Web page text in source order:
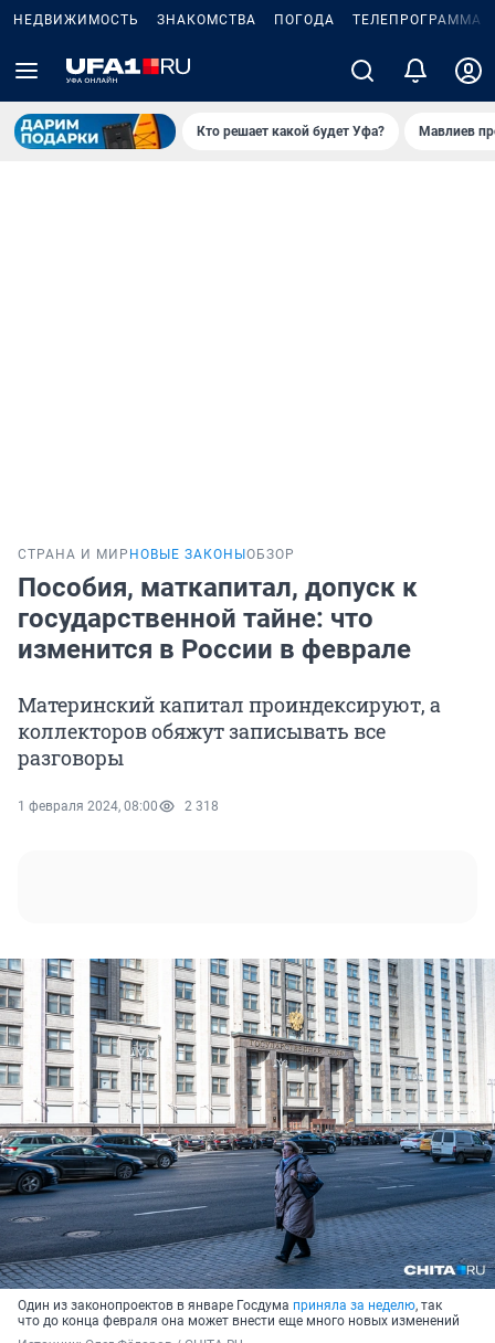
НЕДВИЖИМОСТЬ ЗНАКОМСТВА ПОГОДА ТЕЛЕПРОГРАММА
Кто решает какой будет Уфа? Мавлиев
СТРАНА И МИР НОВЫЕ ЗАКОНЫ ОБЗОР
Пособия, маткапитал, допуск к
государственной тайне: что
изменится в России в феврале
Материнский капитал проиндексируют, а
коллекторов обяжут записывать все
разговоры
1 февраля 2024, 08:00 2 318
Один из законопроектов в январе Госдума приняла за неделю, так
что до конца февраля она может внести еще много новых изменений